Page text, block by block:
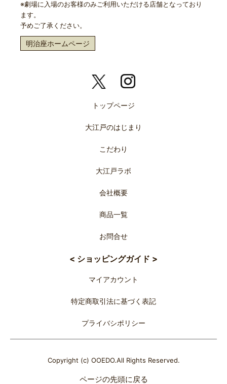
※劇場に入場のお客様のみご利用いただける店舗となっており
ます。
予めご了承ください。
明治座ホームページ
トップページ
大江戸のはじまり
こだわり
大江戸ラボ
会社概要
商品一覧
お問合せ
< ショッピングガイド >
マイアカウント
特定商取引法に基づく表記
プライバシポリシー
Copyright (c) OOEDO.All Rights Reserved.
ページの先頭に戻る